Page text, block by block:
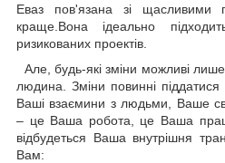
Еваз пов'язана зі щасливими
краще.Вона ідеально
ризикованих проектів.
Але, будь-які зміни можливі
людина. Зміни повинні
Ваші взаємини з людьми, Ваше
– це Ваша робота, це Ваша
відбудеться Ваша внутрішня
Вам: